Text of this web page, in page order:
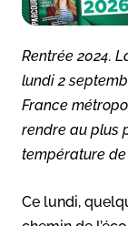
Rentrée 2024.
lundi 2
France
rendre au plus
température
Ce lundi,